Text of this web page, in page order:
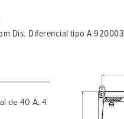
Dis. Diferencial tipo A 920003
de 40 A, 4